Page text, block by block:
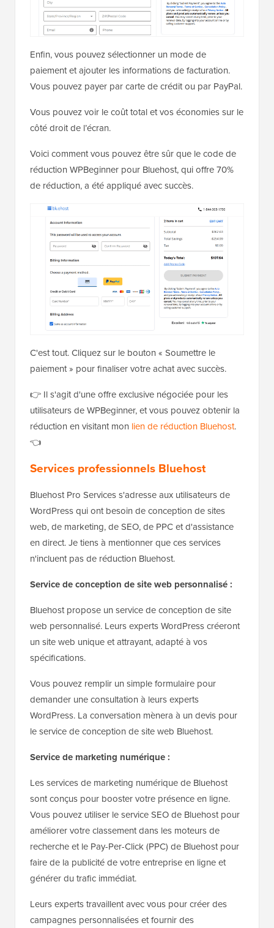
Enfin, vous pouvez sélectionner un mode de
paiement et ajouter les informations de facturation.
Vous pouvez payer par carte de crédit ou par PayPal.
Vous pouvez voir le coût total et vos économies sur le
côté droit de l’écran.
Voici comment vous pouvez être sûr que le code de
réduction WPBeginner pour Bluehost, qui offre 70%
de réduction, a été appliqué avec succès.
C'est tout. Cliquez sur le bouton « Soumettre le
paiement » pour finaliser votre achat avec succès.
👉 Il s'agit d'une offre exclusive négociée pour les
utilisateurs de WPBeginner, et vous pouvez obtenir la
réduction en visitant mon lien de réduction Bluehost.
👈
Services professionnels Bluehost
Bluehost Pro Services s'adresse aux utilisateurs de
WordPress qui ont besoin de conception de sites
web, de marketing, de SEO, de PPC et d'assistance
en direct. Je tiens à mentionner que ces services
n'incluent pas de réduction Bluehost.
Service de conception de site web personnalisé :
Bluehost propose un service de conception de site
web personnalisé. Leurs experts WordPress créeront
un site web unique et attrayant, adapté à vos
spécifications.
Vous pouvez remplir un simple formulaire pour
demander une consultation à leurs experts
WordPress. La conversation mènera à un devis pour
le service de conception de site web Bluehost.
Service de marketing numérique :
Les services de marketing numérique de Bluehost
sont conçus pour booster votre présence en ligne.
Vous pouvez utiliser le service SEO de Bluehost pour
améliorer votre classement dans les moteurs de
recherche et le Pay-Per-Click (PPC) de Bluehost pour
faire de la publicité de votre entreprise en ligne et
générer du trafic immédiat.
Leurs experts travaillent avec vous pour créer des
campagnes personnalisées et fournir des